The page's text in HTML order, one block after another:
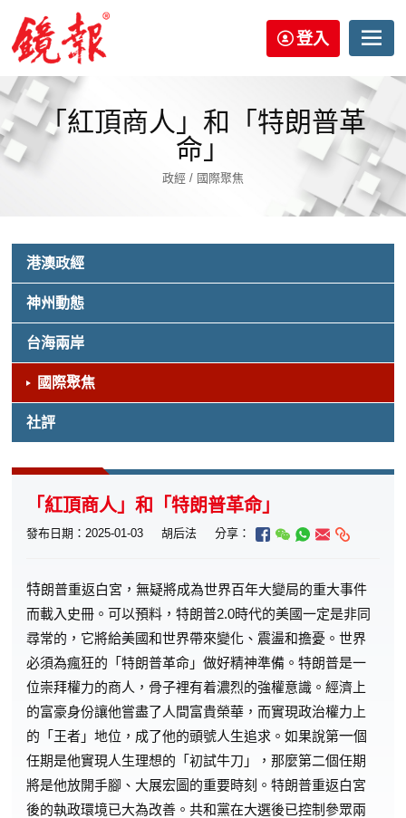
登入
「紅頂商人」和「特朗普革
命」
政經 / 國際聚焦
港澳政經
神州動態
台海兩岸
國際聚焦
社評
「紅頂商人」和「特朗普革命」
發布日期：2025-01-03 胡后法 分享：
特朗普重返白宮，無疑將成為世界百年大變局的重大事件
而載入史冊。可以預料，特朗普2.0時代的美國一定是非同
尋常的，它將給美國和世界帶來變化、震盪和擔憂。世界
必須為瘋狂的「特朗普革命」做好精神準備。特朗普是一
位崇拜權力的商人，骨子裡有着濃烈的強權意識。經濟上
的富豪身份讓他嘗盡了人間富貴榮華，而實現政治權力上
的「王者」地位，成了他的頭號人生追求。如果說第一個
任期是他實現人生理想的「初試牛刀」，那麼第二個任期
將是他放開手腳、大展宏圖的重要時刻。特朗普重返白宮
後的執政環境已大為改善。共和黨在大選後已控制參眾兩